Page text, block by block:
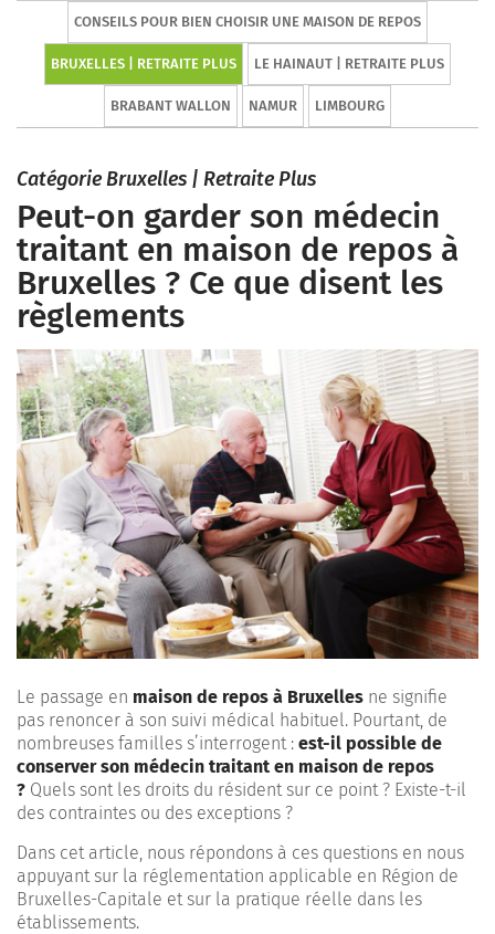
CONSEILS POUR BIEN CHOISIR UNE MAISON DE REPOS
BRUXELLES | RETRAITE PLUS LE HAINAUT | RETRAITE PLUS
BRABANT WALLON NAMUR LIMBOURG
Catégorie Bruxelles | Retraite Plus
Peut-on garder son médecin
traitant en maison de repos à
Bruxelles ? Ce que disent les
règlements
Le passage en maison de repos à Bruxelles ne signifie
pas renoncer à son suivi médical habituel. Pourtant, de
nombreuses familles s’interrogent : est-il possible de
conserver son médecin traitant en maison de repos
? Quels sont les droits du résident sur ce point ? Existe-t-il
des contraintes ou des exceptions ?
Dans cet article, nous répondons à ces questions en nous
appuyant sur la réglementation applicable en Région de
Bruxelles-Capitale et sur la pratique réelle dans les
établissements.